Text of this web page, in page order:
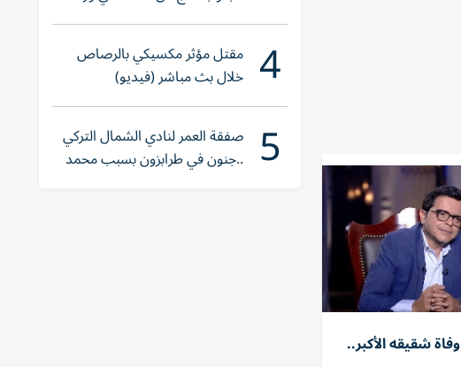
شقيقه الأكبر..
ولا إصابات
4 مقتل مؤثر مكسيكي بالرصاص
خلال بث مباشر (فيديو)
5 صفقة العمر لنادي الشمال التركي
..جنون في طرابزون بسبب محمد